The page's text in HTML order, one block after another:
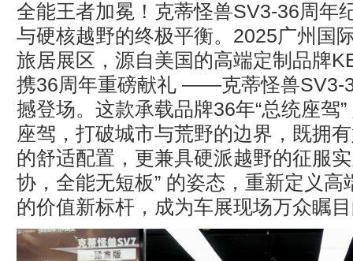
全能王者加冕！克蒂怪兽SV3-36周年
与硬核越野的终极平衡。2025广州国
旅居展区，源自美国的高端定制品牌
携36周年重磅献礼 ——克蒂怪兽SV3-
撼登场。这款承载品牌36年“总统座驾
座驾，打破城市与荒野的边界，既拥
的舒适配置，更兼具硬派越野的征服
协，全能无短板” 的姿态，重新定义高
的价值新标杆，成为车展现场万众瞩